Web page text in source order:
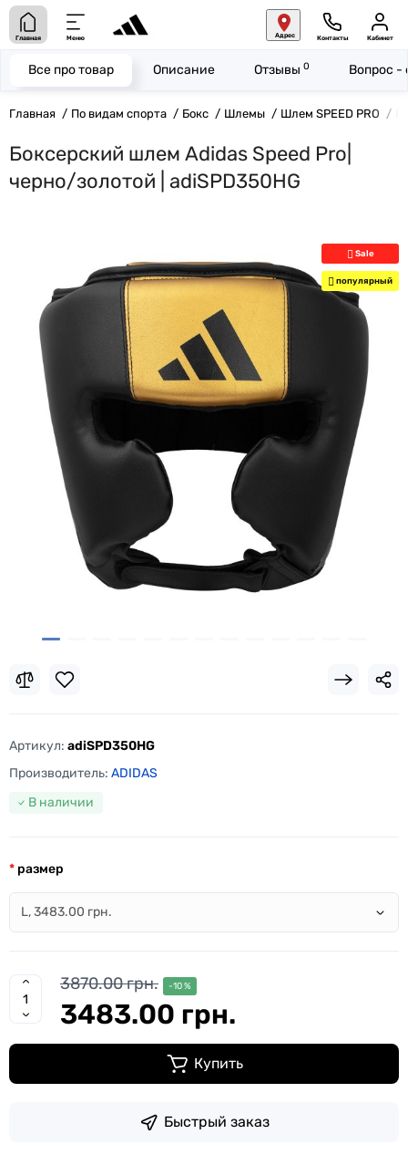
Главная Меню Адрес Контакты Кабинет
Главная По видам спорта Бокс Шлемы Шлем SPEED PRO
Боксерский шлем Adidas Speed Pro|
черно/золотой | adiSPD350HG
Все про товар Описание Отзывы 0 Вопрос -
Sale
популярный
Артикул: adiSPD350HG
Производитель: ADIDAS
В наличии
размер
3870.00 грн. -10 %
3483.00 грн.
Купить
Быстрый заказ